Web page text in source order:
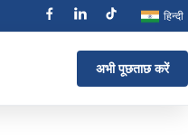
हिन्दी
अभी पूछताछ करें